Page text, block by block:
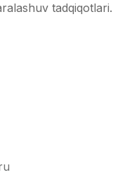
tadqiqotlari.